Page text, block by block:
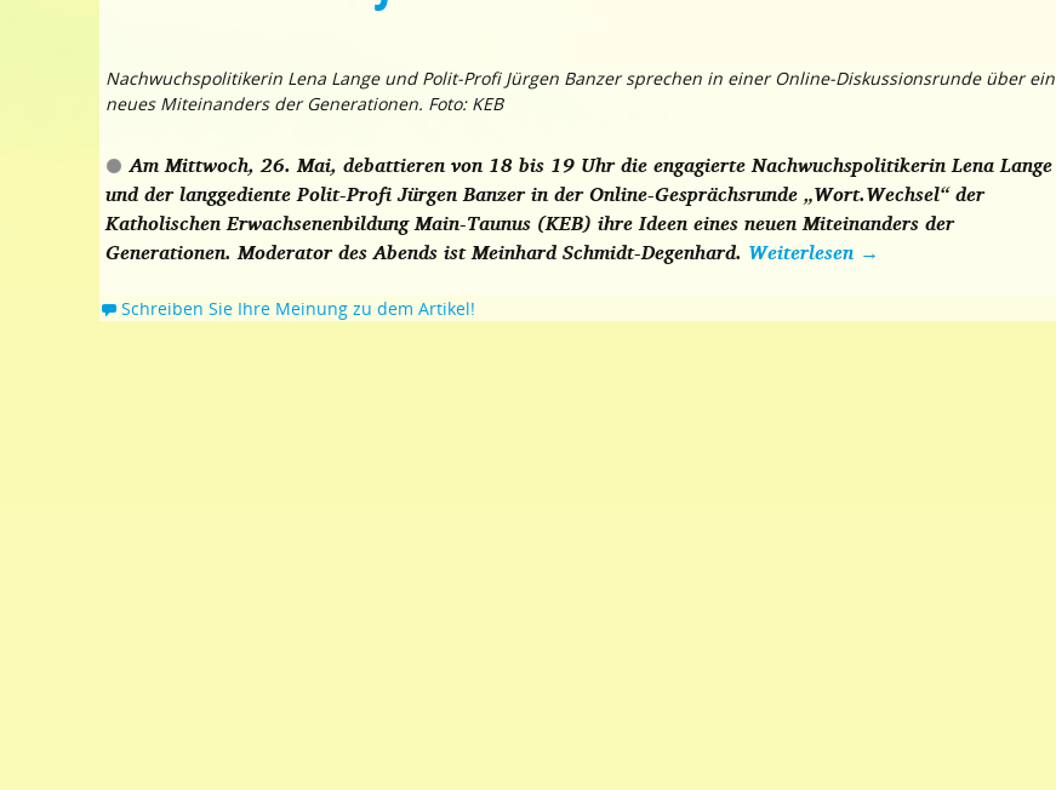
Nachwuchspolitikerin Lena Lange und Polit-Profi Jürgen Banzer sprechen in einer Online-Diskussionsrunde über ein
neues Miteinanders der Generationen. Foto: KEB
Am Mittwoch, 26. Mai, debattieren von 18 bis 19 Uhr die engagierte Nachwuchspolitikerin Lena Lange
und der langgediente Polit-Profi Jürgen Banzer in der Online-Gesprächsrunde „Wort.Wechsel“ der
Katholischen Erwachsenenbildung Main-Taunus (KEB) ihre Ideen eines neuen Miteinanders der
Generationen. Moderator des Abends ist Meinhard Schmidt-Degenhard. Weiterlesen →
Schreiben Sie Ihre Meinung zu dem Artikel!